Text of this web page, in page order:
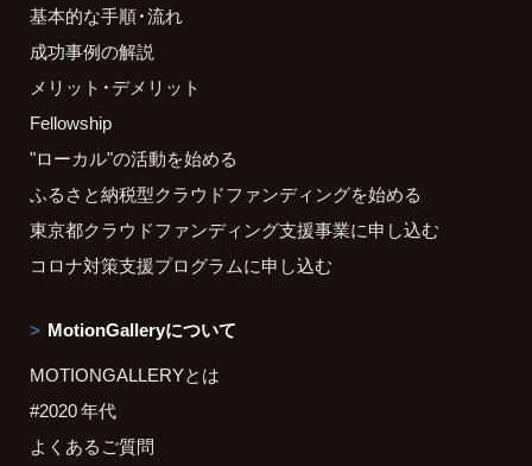
基本的な手順・流れ
成功事例の解説
メリット・デメリット
Fellowship
"ローカル"の活動を始める
ふるさと納税型クラウドファンディングを始める
東京都クラウドファンディング支援事業に申し込む
コロナ対策支援プログラムに申し込む
MotionGalleryについて
MOTIONGALLERYとは
#2020 年代
よくあるご質問